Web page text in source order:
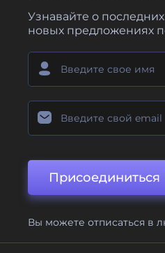
Узнавайте о
новых предложениях
Присоединиться
Вы можете отписаться в